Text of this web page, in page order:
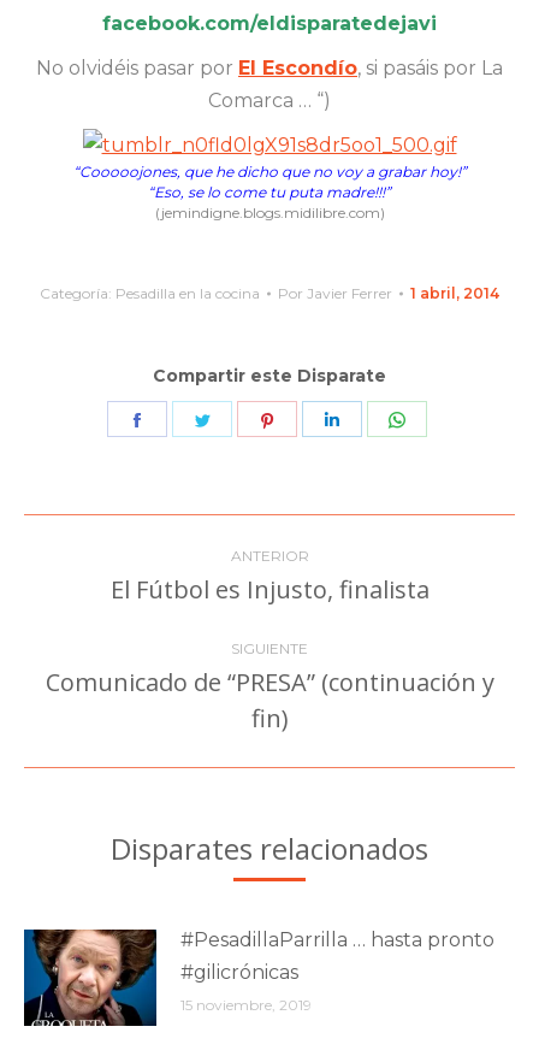
facebook.com/eldisparatedejavi
No olvidéis pasar por El Escondío, si pasáis por La
Comarca … “)
“Cooooojones, que he dicho que no voy a grabar hoy!”
“Eso, se lo come tu puta madre!!!”
(jemindigne.blogs.midilibre.com)
Categoría: Pesadilla en la cocina Por Javier Ferrer 1 abril, 2014
Compartir este Disparate
Share
Share
Share
Share
Navegación
entre
publicaciones
ANTERIOR
Publicación
El Fútbol es Injusto, finalista
SIGUIENTE
Publicación
siguiente:
Comunicado de “PRESA” (continuación y
fin)
Disparates relacionados
#PesadillaParrilla … hasta pronto
#gilicrónicas
15 noviembre, 2019